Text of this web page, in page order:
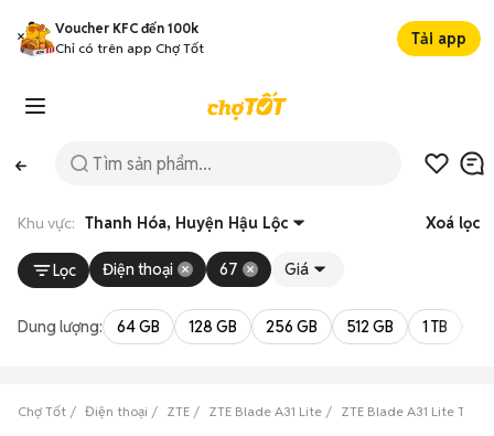
Voucher KFC đến 100k
Chỉ có trên app Chợ Tốt
Tải app
Khu vực: Thanh Hóa, Huyện Hậu Lộc Xoá lọc
Lọc Điện thoại 67 Giá
Dung lượng: 64 GB 128 GB 256 GB 512 GB 1 TB
Chợ Tốt Điện thoại ZTE ZTE Blade A31 Lite ZTE Blade A31 Lite